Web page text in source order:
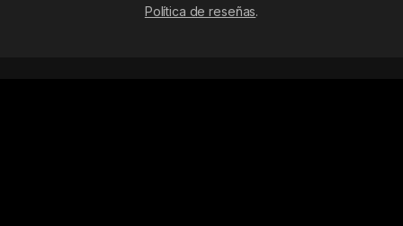
Política de reseñas.